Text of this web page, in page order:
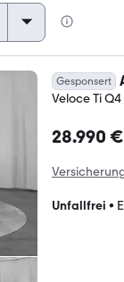
Gesponsert
Veloce Ti
28.990 €
Unfallfrei •